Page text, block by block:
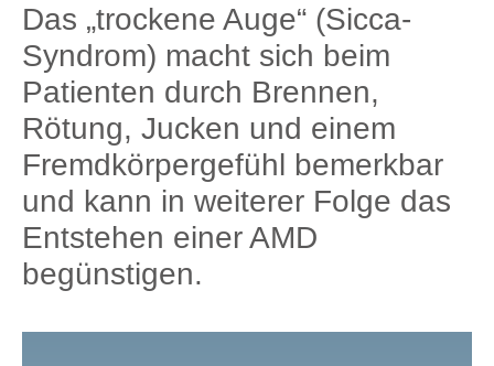
Das „trockene Auge“ (Sicca-
Syndrom) macht sich beim
Patienten durch Brennen,
Rötung, Jucken und einem
Fremdkörpergefühl bemerkbar
und kann in weiterer Folge das
Entstehen einer AMD
begünstigen.